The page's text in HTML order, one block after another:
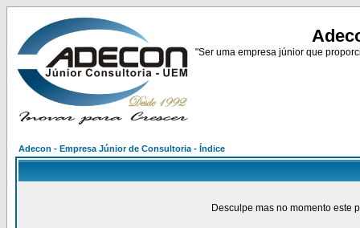
"Ser uma empresa júnior que
Adecon - Empresa Júnior de Consultoria - Índice
Desculpe mas no momento este